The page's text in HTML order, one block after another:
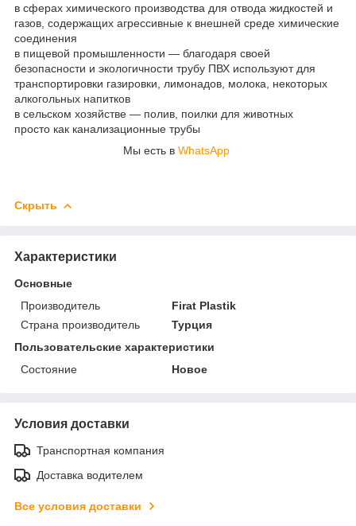
в сферах химического производства для отвода жидкостей и
газов, содержащих агрессивные к внешней среде химические
соединения
в пищевой промышленности — благодаря своей
безопасности и экологичности трубу ПВХ используют для
транспортировки газировки, лимонадов, молока, некоторых
алкогольных напитков
в сельском хозяйстве — полив, поилки для животных
просто как канализационные трубы
Мы есть в WhatsApp
Скрыть
Характеристики
Основные
Производитель
Firat Plastik
Страна производитель
Турция
Пользовательские характеристики
Состояние
Новое
Условия доставки
Транспортная компания
Доставка водителем
Все условия доставки